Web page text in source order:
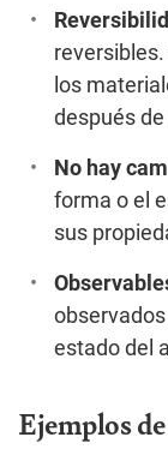
los
después
No hay
forma o el
sus
estado del
Ejemplos